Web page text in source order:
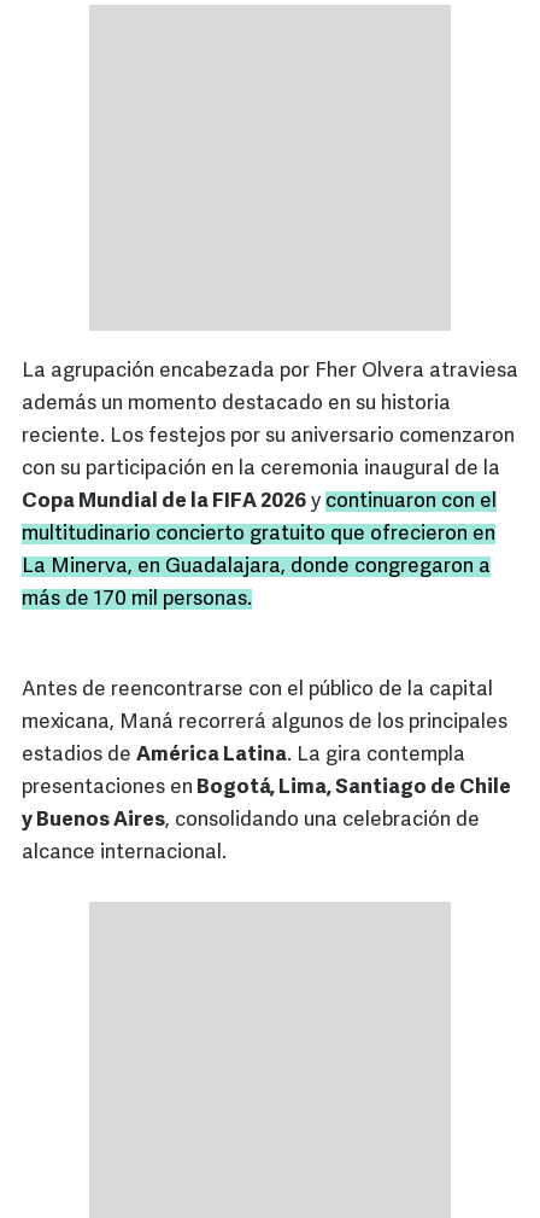
La agrupación encabezada por Fher Olvera atraviesa
además un momento destacado en su historia
reciente. Los festejos por su aniversario comenzaron
con su participación en la ceremonia inaugural de la
Copa Mundial de la FIFA 2026 y continuaron con el
multitudinario concierto gratuito que ofrecieron en
La Minerva, en Guadalajara, donde congregaron a
más de 170 mil personas.
Antes de reencontrarse con el público de la capital
mexicana, Maná recorrerá algunos de los principales
estadios de América Latina. La gira contempla
presentaciones en Bogotá, Lima, Santiago de Chile
y Buenos Aires, consolidando una celebración de
alcance internacional.